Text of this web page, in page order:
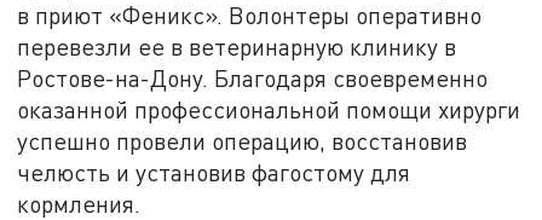
в приют «Феникс». Волонтеры оперативно
перевезли ее в ветеринарную клинику в
Ростове-на-Дону. Благодаря своевременно
оказанной профессиональной помощи хирурги
успешно провели операцию, восстановив
челюсть и установив фагостому для
кормления.